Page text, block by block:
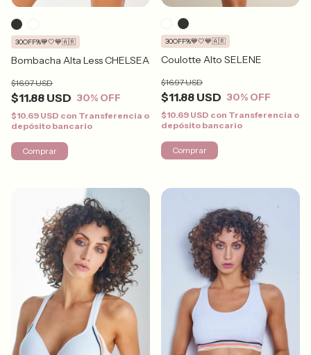
Bombacha Alta Less CHELSEA
$11.88 USD
$16.97 USD
30% OFF
30OFF%💙🤍💙🇦🇷
$10.69 USD con Transferencia o
depósito bancario
Comprar
Coulotte Alto SELENE
$11.88 USD
$16.97 USD
30% OFF
30OFF%💙🤍💙🇦🇷
$10.69 USD con Transferencia o
depósito bancario
Comprar